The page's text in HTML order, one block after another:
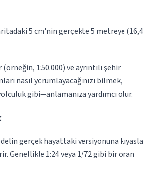
5 cm'nin gerçekte 5 metreye (16,4
1:50.000) ve ayrıntılı şehir
nasıl yorumlayacağınızı bilmek,
gibi—anlamanıza yardımcı olur.
gerçek hayattaki versiyonuna kıyasla
Genellikle 1:24 veya 1/72 gibi bir oran